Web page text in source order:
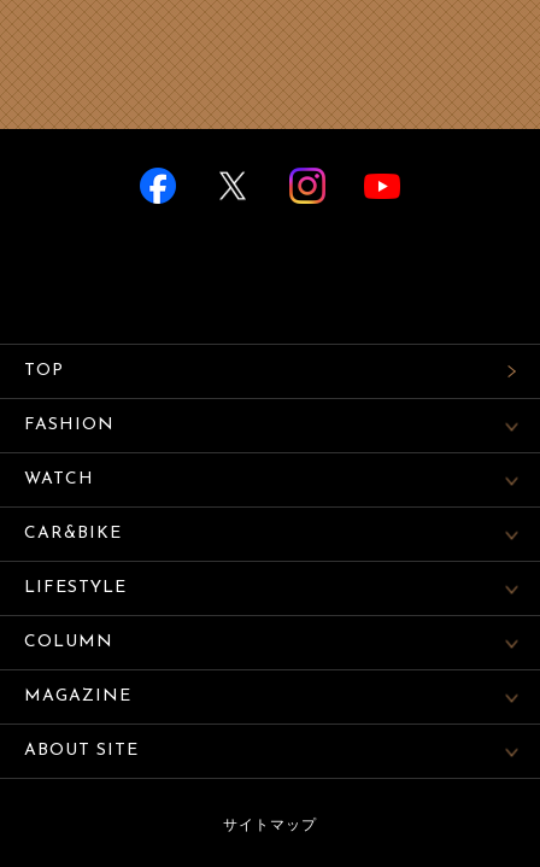
TOP
FASHION
WATCH
CAR&BIKE
LIFESTYLE
COLUMN
MAGAZINE
ABOUT SITE
サイトマップ